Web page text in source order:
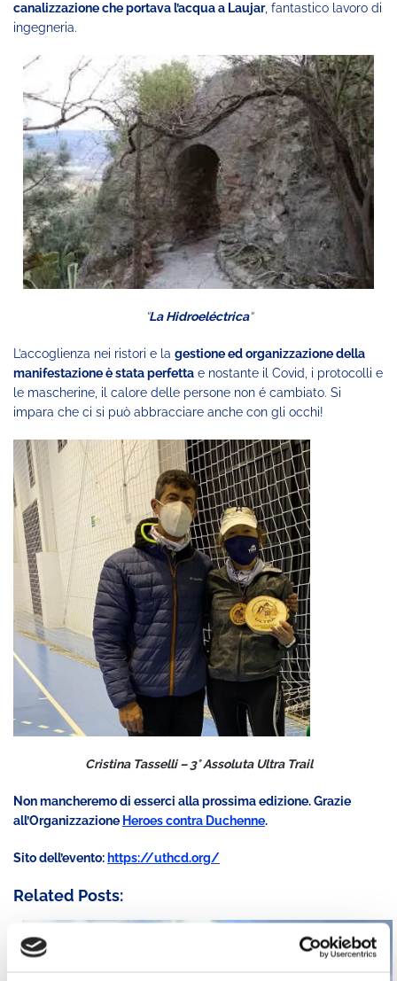
canalizzazione che portava l’acqua a Laujar, fantastico lavoro di
ingegneria.
“La Hidroeléctrica“
L’accoglienza nei ristori e la gestione ed organizzazione della
manifestazione è stata perfetta e nostante il Covid, i protocolli e
le mascherine, il calore delle persone non é cambiato. Si
impara che ci si può abbracciare anche con gli occhi!
Cristina Tasselli – 3° Assoluta Ultra Trail
Non mancheremo di esserci alla prossima edizione. Grazie
all’Organizzazione Heroes contra Duchenne.
Sito dell’evento: https://uthcd.org/
Related Posts: